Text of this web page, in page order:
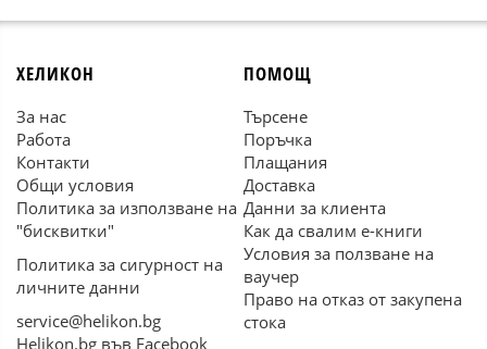
ХЕЛИКОН
За нас
Работа
Контакти
Общи условия
Политика за използване на
"бисквитки"
Политика за сигурност на
личните данни
service@helikon.bg
Helikon.bg във Facebook
ПОМОЩ
Търсене
Поръчка
Плащания
Доставка
Данни за клиента
Как да свалим е-книги
Условия за ползване на
ваучер
Право на отказ от закупена
стока